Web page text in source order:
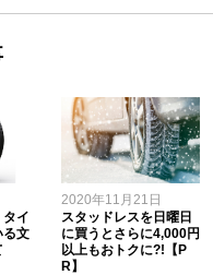
タイ
る文
2020年11月21日
スタッドレスを日曜日
に買うとさらに4,000円
以上もおトクに?!【P
R】